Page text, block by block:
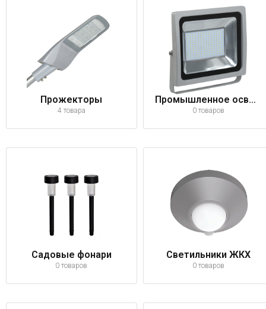
Прожекторы
4 товара
Промышленное освещение
0 товаров
Садовые фонари
0 товаров
Светильники ЖКХ
0 товаров